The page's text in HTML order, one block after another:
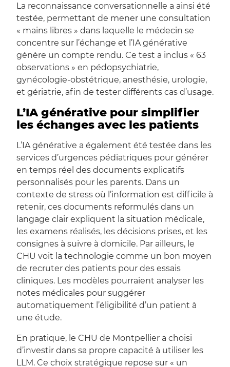
La reconnaissance conversationnelle a ainsi été
testée, permettant de mener une consultation
« mains libres » dans laquelle le médecin se
concentre sur l’échange et l’IA générative
génère un compte rendu. Ce test a inclus « 63
observations » en pédopsychiatrie,
gynécologie-obstétrique, anesthésie, urologie,
et gériatrie, afin de tester différents cas d’usage.
L’IA générative pour simplifier
les échanges avec les patients
L’IA générative a également été testée dans les
services d’urgences pédiatriques pour générer
en temps réel des documents explicatifs
personnalisés pour les parents. Dans un
contexte de stress où l’information est difficile à
retenir, ces documents reformulés dans un
langage clair expliquent la situation médicale,
les examens réalisés, les décisions prises, et les
consignes à suivre à domicile. Par ailleurs, le
CHU voit la technologie comme un bon moyen
de recruter des patients pour des essais
cliniques. Les modèles pourraient analyser les
notes médicales pour suggérer
automatiquement l’éligibilité d’un patient à
une étude.
En pratique, le CHU de Montpellier a choisi
d’investir dans sa propre capacité à utiliser les
LLM. Ce choix stratégique repose sur « un